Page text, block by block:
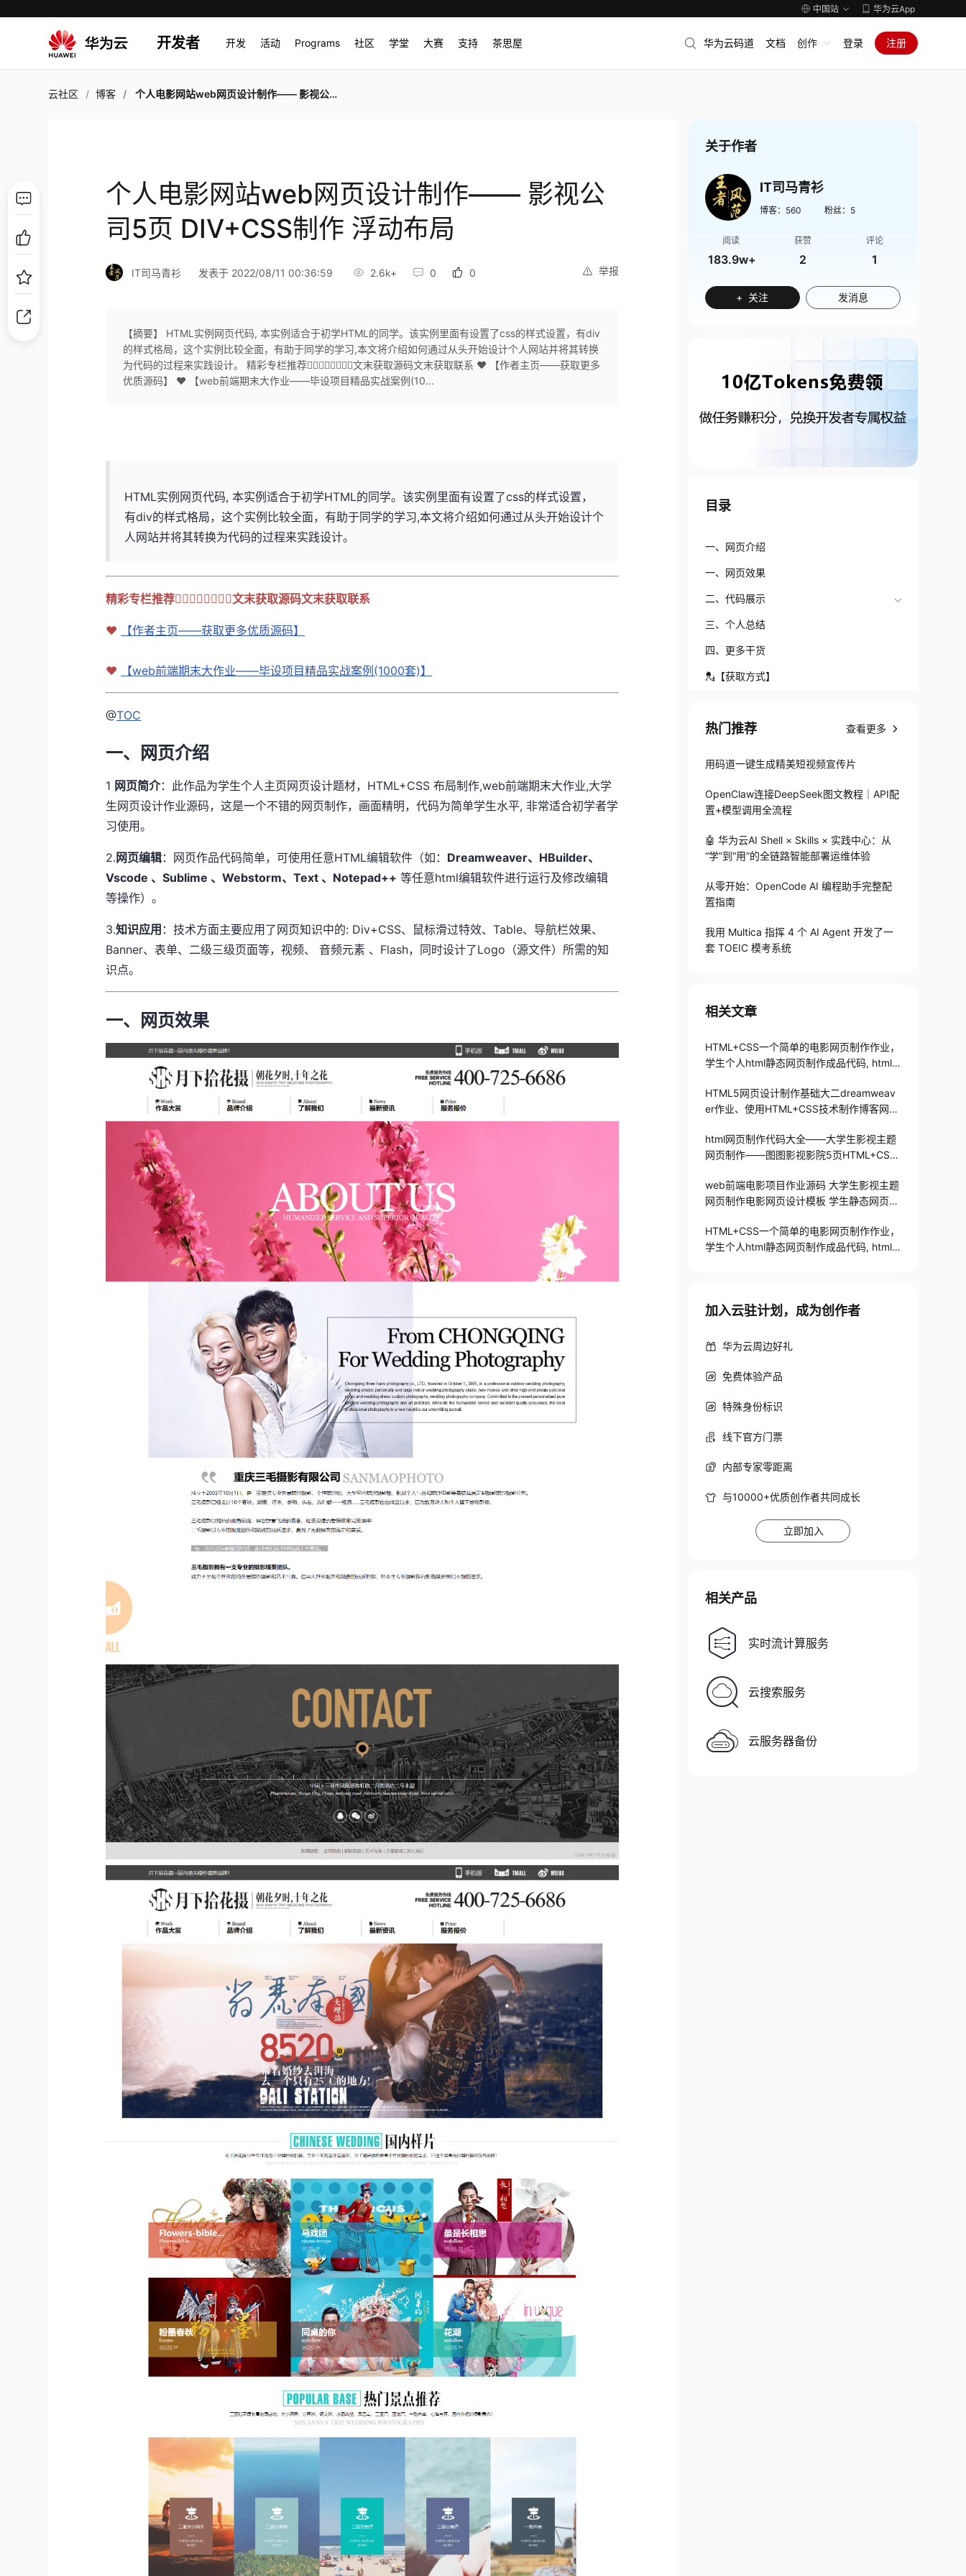
中国站 华为云App
开发者 开发 活动 Programs 社区 学堂 大赛 支持 茶思屋 华为云码道 文档 创作 登录 注册
云社区 博客 个人电影网站web网页设计制作—— 影视公司5页 DIV+CSS制作 浮动布局
个人电影网站web网页设计制作—— 影视公
司5页 DIV+CSS制作 浮动布局
举报
IT司马青衫 发表于 2022/08/11 00:36:59 2.6k+ 0 0
【摘要】 HTML实例网页代码, 本实例适合于初学HTML的同学。该实例里面有设置了css的样式设置，有div
的样式格局，这个实例比较全面，有助于同学的学习,本文将介绍如何通过从头开始设计个人网站并将其转换
为代码的过程来实践设计。 精彩专栏推荐👇🏻👇🏻👇🏻👇🏻文末获取源码文末获取联系 ❤ 【作者主页——获取更多
优质源码】 ❤ 【web前端期末大作业——毕设项目精品实战案例(10...
HTML实例网页代码, 本实例适合于初学HTML的同学。该实例里面有设置了css的样式设置，
有div的样式格局，这个实例比较全面，有助于同学的学习,本文将介绍如何通过从头开始设计个
人网站并将其转换为代码的过程来实践设计。
精彩专栏推荐👇🏻👇🏻👇🏻👇🏻文末获取源码文末获取联系
❤ 【作者主页——获取更多优质源码】
❤ 【web前端期末大作业——毕设项目精品实战案例(1000套)】
@TOC
一、网页介绍
1 网页简介：此作品为学生个人主页网页设计题材，HTML+CSS 布局制作,web前端期末大作业,大学
生网页设计作业源码，这是一个不错的网页制作，画面精明，代码为简单学生水平, 非常适合初学者学
习使用。
2. 网页编辑：网页作品代码简单，可使用任意HTML编辑软件（如： Dreamweaver、HBuilder、
Vscode 、Sublime 、Webstorm、Text 、Notepad++ 等任意html编辑软件进行运行及修改编辑
等操作）。
3.知识应用 ：技术方面主要应用了网页知识中的: Div+CSS、鼠标滑过特效、Table、导航栏效果、
Banner、表单、二级三级页面等，视频、 音频元素 、Flash，同时设计了Logo（源文件）所需的知
识点。
一、网页效果
关于作者
IT司马青衫
博客： 560 粉丝： 5
阅读
183.9w+
获赞
2
评论
1
+ 关注 发消息
目录
一、网页介绍
一、网页效果
二、代码展示
三、个人总结
四、更多干货
💂【获取方式】
热门推荐 查看更多
用码道一键生成精美短视频宣传片
OpenClaw连接DeepSeek图文教程｜API配
置+模型调用全流程
🤖 华为云AI Shell × Skills × 实践中心：从
“学”到“用”的全链路智能部署运维体验
从零开始：OpenCode AI 编程助手完整配
置指南
我用 Multica 指挥 4 个 AI Agent 开发了一
套 TOEIC 模考系统
相关文章
HTML+CSS一个简单的电影网页制作作业，
学生个人html静态网页制作成品代码, html
HTML5网页设计制作基础大二dreamweav
er作业、使用HTML+CSS技术制作博客网站
html网页制作代码大全——大学生影视主题
网页制作——图图影视影院5页HTML+CSS
web前端电影项目作业源码 大学生影视主题
网页制作电影网页设计模板 学生静态网页作
HTML+CSS一个简单的电影网页制作作业，
学生个人html静态网页制作成品代码, html
加入云驻计划，成为创作者
华为云周边好礼
免费体验产品
特殊身份标识
线下官方门票
内部专家零距离
与10000+优质创作者共同成长
立即加入
相关产品
实时流计算服务
云搜索服务
云服务器备份